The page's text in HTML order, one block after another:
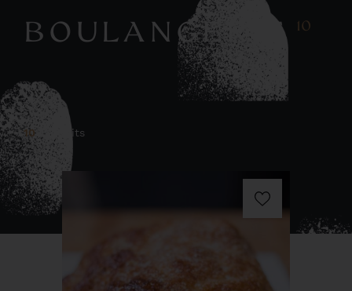
BOULANGERIE 10
10Produits